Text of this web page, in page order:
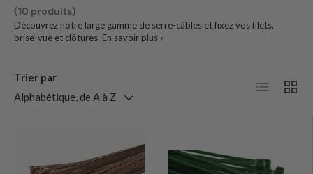
(10 produits)
Découvrez notre large gamme de serre-câbles et fixez vos filets,
brise-vue et clôtures. En savoir plus »
Trier par
Alphabétique, de A à Z
Liste Grille